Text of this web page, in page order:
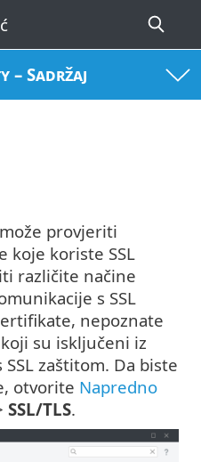
– Sadržaj
provjeriti
koje koriste SSL
različite načine
s SSL
nepoznate
su isključeni iz
zaštitom. Da biste
otvorite Napredno
SSL/TLS.